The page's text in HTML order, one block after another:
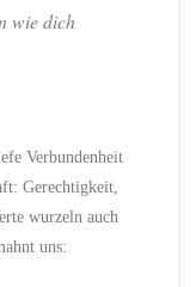
wie dich
Verbundenheit
Gerechtigkeit,
wurzeln auch
uns: